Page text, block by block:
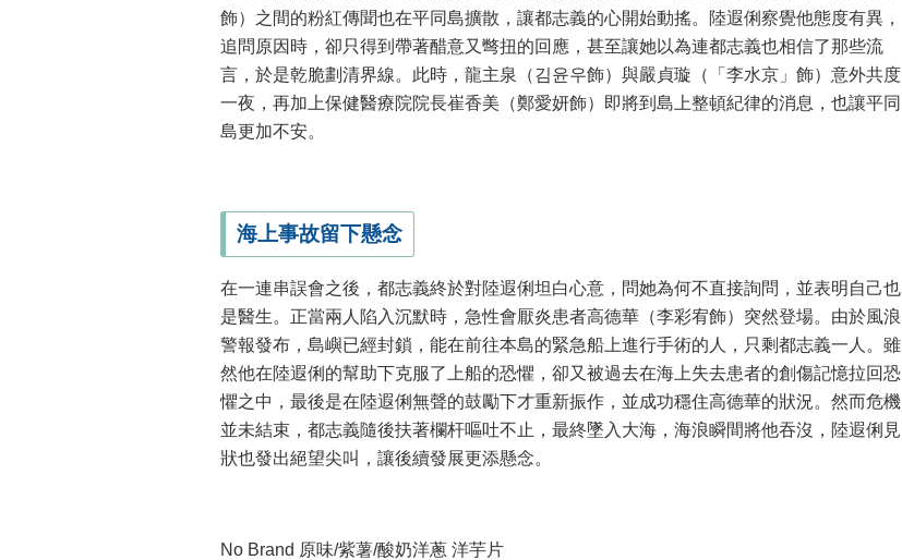
飾）之間的粉紅傳聞也在平同島擴散，讓都志義的心開始動搖。陸遐俐察覺他態度有異，
追問原因時，卻只得到帶著醋意又彆扭的回應，甚至讓她以為連都志義也相信了那些流
言，於是乾脆劃清界線。此時，龍主泉（김윤우飾）與嚴貞璇（「李水京」飾）意外共度
一夜，再加上保健醫療院院長崔香美（鄭愛妍飾）即將到島上整頓紀律的消息，也讓平同
島更加不安。
海上事故留下懸念
在一連串誤會之後，都志義終於對陸遐俐坦白心意，問她為何不直接詢問，並表明自己也
是醫生。正當兩人陷入沉默時，急性會厭炎患者高德華（李彩宥飾）突然登場。由於風浪
警報發布，島嶼已經封鎖，能在前往本島的緊急船上進行手術的人，只剩都志義一人。雖
然他在陸遐俐的幫助下克服了上船的恐懼，卻又被過去在海上失去患者的創傷記憶拉回恐
懼之中，最後是在陸遐俐無聲的鼓勵下才重新振作，並成功穩住高德華的狀況。然而危機
並未結束，都志義隨後扶著欄杆嘔吐不止，最終墜入大海，海浪瞬間將他吞沒，陸遐俐見
狀也發出絕望尖叫，讓後續發展更添懸念。
No Brand 原味/紫薯/酸奶洋蔥 洋芋片